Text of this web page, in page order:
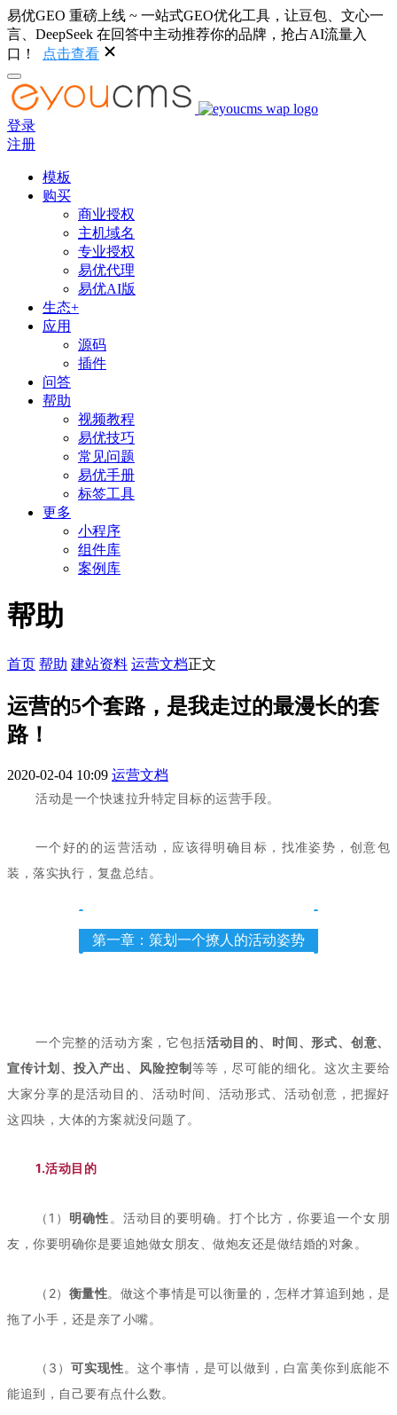
易优GEO 重磅上线 ~ 一站式GEO优化工具，让豆包、文心一
言、DeepSeek 在回答中主动推荐你的品牌，抢占AI流量入
口！
点击查看
登录
注册
模板
购买
商业授权
主机域名
专业授权
易优代理
易优AI版
生态+
应用
源码
插件
问答
帮助
视频教程
易优技巧
常见问题
易优手册
标签工具
更多
小程序
组件库
案例库
帮助
首页 帮助 建站资料 运营文档正文
运营的5个套路，是我走过的最漫长的套
路！
2020-02-04 10:09 运营文档
活动是一个快速拉升特定目标的运营手段。
一个好的的运营活动，应该得明确目标，找准姿势，创意包
装，落实执行，复盘总结。
第一章：策划一个撩人的活动姿势
一个完整的活动方案，它包括活动目的、时间、形式、创意、
宣传计划、投入产出、风险控制等等，尽可能的细化。这次主要给
大家分享的是活动目的、活动时间、活动形式、活动创意，把握好
这四块，大体的方案就没问题了。
1.活动目的
（1） 明确性 。活动目的要明确。打个比方，你要追一个女朋
友，你要明确你是要追她做女朋友、做炮友还是做结婚的对象。
（2） 衡量性。做这个事情是可以衡量的，怎样才算追到她，是
拖了小手，还是亲了小嘴。
（3）可实现性。这个事情，是可以做到，白富美你到底能不
能追到，自己要有点什么数。